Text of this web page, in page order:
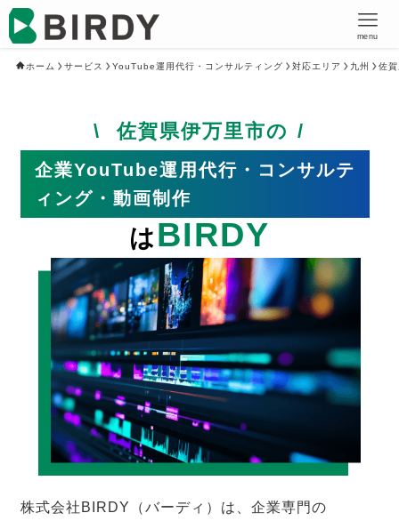
menu
ホーム サービス YouTube運用代行・コンサルティング 対応エリア 九州 佐
佐賀県伊万里市の
企業YouTube運用代行・コンサルテ
ィング・動画制作
はBIRDY
株式会社BIRDY（バーディ）は、企業専門の